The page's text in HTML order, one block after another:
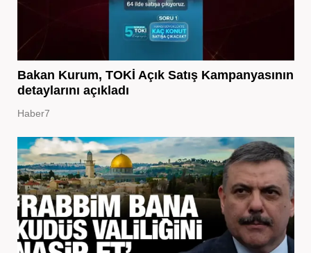
Bakan Kurum, TOKİ Açık Satış Kampanyasının
detaylarını açıkladı
Haber7